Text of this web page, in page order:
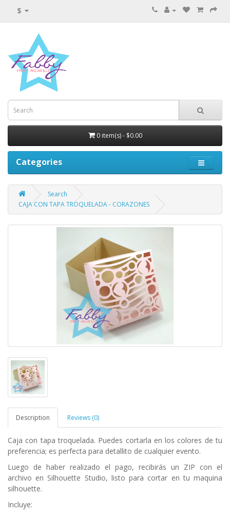
$
0 item(s) - $0.00
Categories
Search
CAJA CON TAPA TROQUELADA - CORAZONES
Description Reviews (0)
Caja con tapa troquelada. Puedes cortarla en los colores de tu
preferencia; es perfecta para detallito de cualquier evento.
Luego de haber realizado el pago, recibirás un ZIP con el
archivo en Silhouette Studio, listo para cortar en tu maquina
silhouette.
Incluye: